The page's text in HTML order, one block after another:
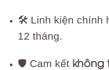
🛠 Linh kiện chính
12 tháng.
🛡 Cam kết không